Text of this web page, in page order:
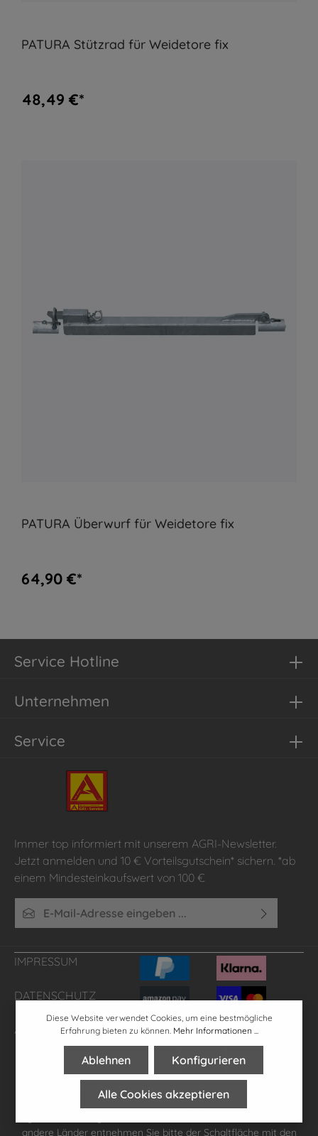
PATURA Stützrad für Weidetore fix
48,49 €*
PATURA Überwurf für Weidetore fix
64,90 €*
Immer top informiert mit unserem AGRI-Newsletter.
Jetzt anmelden und 10 € Vorteilsgutschein* sichern. *ab
einem Mindesteinkaufswert von 100 €
E-Mail-Adresse*
genommen und dieAGBgelesen und bin mit ihnen
einverstanden.
Service Hotline
Unternehmen
Service
IMPRESSUM
DATENSCHUTZ
AGB'S FAQ
* Alle Preise inkl. gesetzl. Mehrwertsteuer zzgl.
wenn nicht anders angegeben.
andere Länder entnehmen Sie bitte der Schaltfläche mit den
Diese Website verwendet Cookies, um eine bestmögliche
Erfahrung bieten zu können. Mehr Informationen ...
Ablehnen Konfigurieren
Alle Cookies akzeptieren